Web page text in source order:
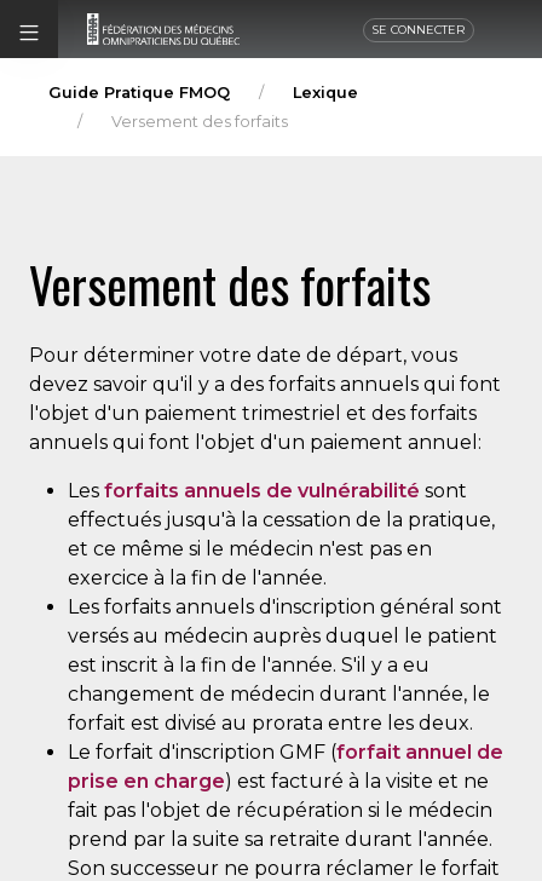
SE CONNECTER
Guide Pratique FMOQ
Lexique
Versement des forfaits
Versement des forfaits
Pour déterminer votre date de départ, vous
devez savoir qu'il y a des forfaits annuels qui font
l'objet d'un paiement trimestriel et des forfaits
annuels qui font l'objet d'un paiement annuel:
Les forfaits annuels de vulnérabilité sont
effectués jusqu'à la cessation de la pratique,
et ce même si le médecin n'est pas en
exercice à la fin de l'année.
Les forfaits annuels d'inscription général sont
versés au médecin auprès duquel le patient
est inscrit à la fin de l'année. S'il y a eu
changement de médecin durant l'année, le
forfait est divisé au prorata entre les deux.
Le forfait d'inscription GMF (forfait annuel de
prise en charge) est facturé à la visite et ne
fait pas l'objet de récupération si le médecin
prend par la suite sa retraite durant l'année.
Son successeur ne pourra réclamer le forfait